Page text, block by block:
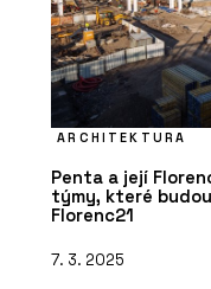
ARCHITEKTURA
Penta a její
týmy, které
Florenc21
7. 3. 2025